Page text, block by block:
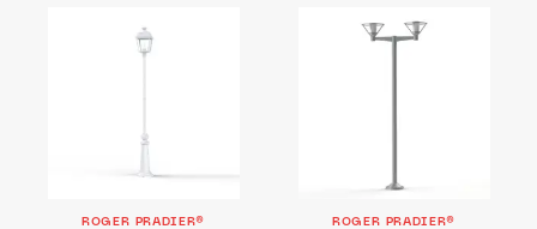
ROGER PRADIER® ROGER PRADIER®